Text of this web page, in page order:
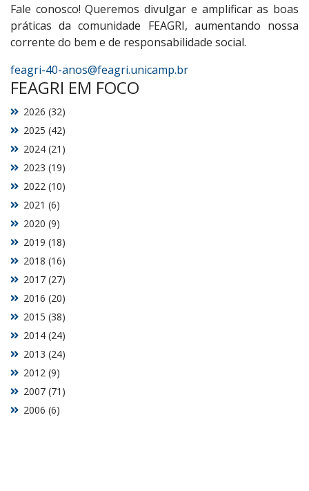
Fale conosco! Queremos divulgar e amplificar as boas
práticas da comunidade FEAGRI, aumentando nossa
corrente do bem e de responsabilidade social.
feagri-40-anos@feagri.unicamp.br
FEAGRI EM FOCO
2006 (6)
2007 (71)
2012 (9)
2013 (24)
2014 (24)
2015 (38)
2016 (20)
2017 (27)
2018 (16)
2019 (18)
2020 (9)
2021 (6)
2022 (10)
2023 (19)
2024 (21)
2025 (42)
2026 (32)